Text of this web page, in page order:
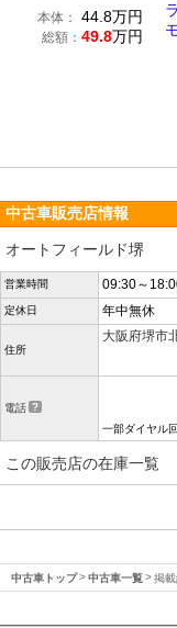
本体： 44.8万円
総額： 49.8万円
中古車販売店情報
オートフィールド堺
営業時間 09:30～
定休日 年中無休
住所
大阪府堺市
電話
一部ダイヤル
この販売店の在庫一覧
中古車トップ 中古車一覧 掲